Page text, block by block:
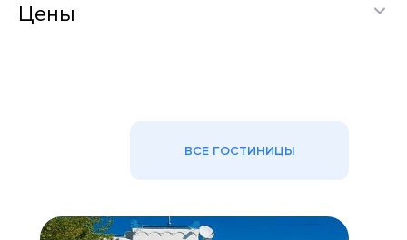
Цены
ВСЕ ГОСТИНИЦЫ